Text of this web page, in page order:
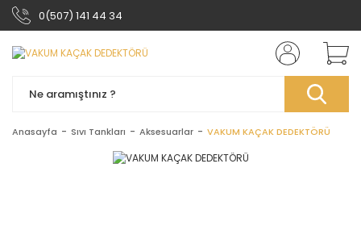
0(507) 141 44 34
Anasayfa Sıvı Tankları Aksesuarlar VAKUM KAÇAK DEDEKTÖRÜ